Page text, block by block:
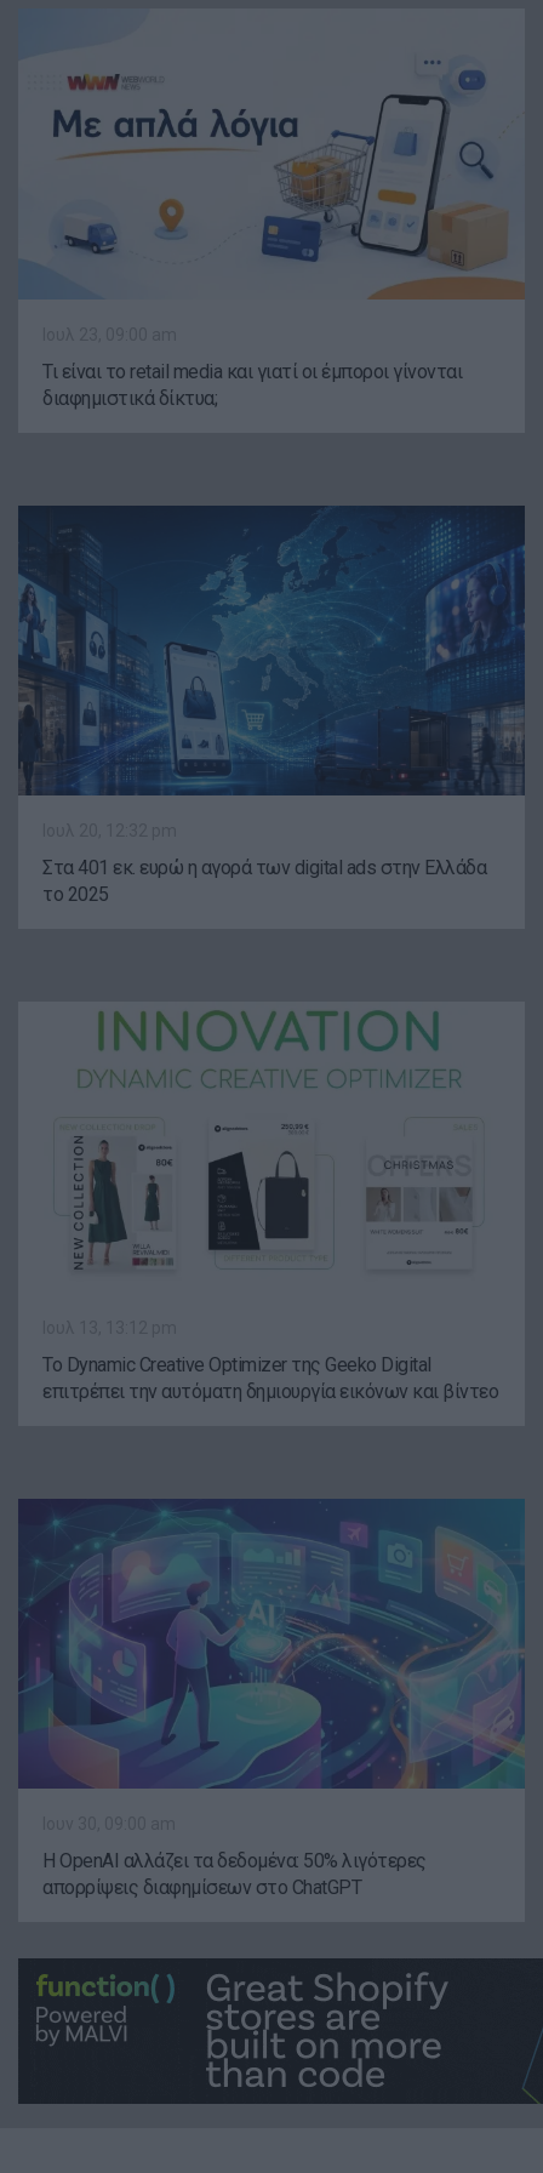
Τι είναι το retail media και γιατί οι έμποροι γίνονται
διαφημιστικά δίκτυα;
Στα 401 εκ. ευρώ η αγορά των digital ads στην Ελλάδα
το 2025
Το Dynamic Creative Optimizer της Geeko Digital
επιτρέπει την αυτόματη δημιουργία εικόνων και βίντεο
Η OpenAI αλλάζει τα δεδομένα: 50% λιγότερες
απορρίψεις διαφημίσεων στο ChatGPT